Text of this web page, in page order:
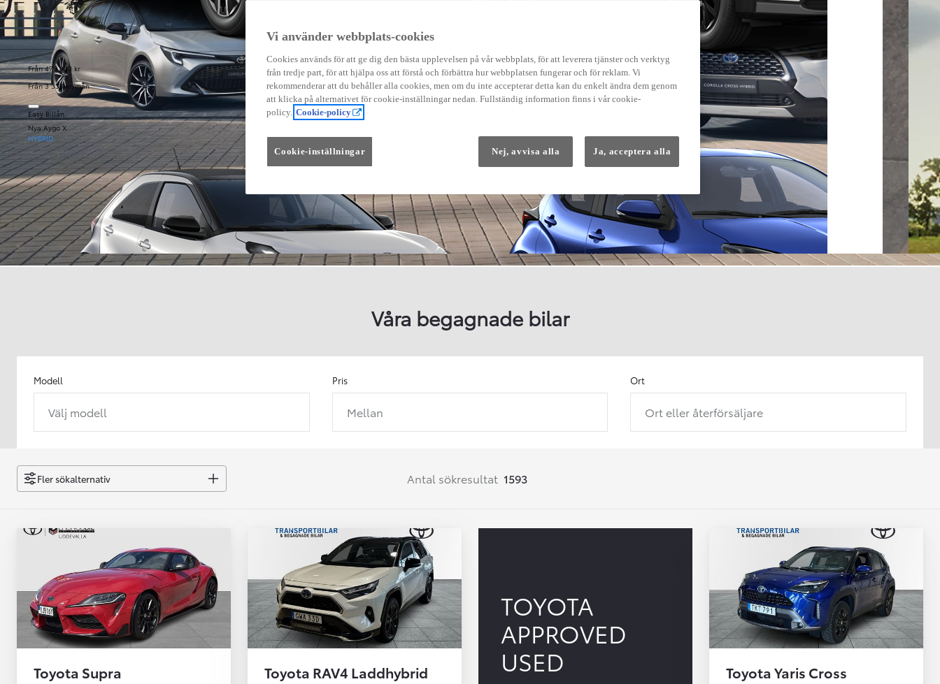
Från 479 900 kr
Från 3 333 kr/mån
Easy Billån
Från 569 900 kr
Från 3 958 kr/mån
Nya Aygo X
HYBRID
Från 238 900 kr
Easy Billån
HYBRID
GR Yaris
BENSIN
Corolla
HYBRID
Våra begagnade bilar
Modell
Välj modell
Pris
Mellan
Ort
Ort eller återförsäljare
Fler sökalternativ Antal sökresultat 1593
Toyota Supra Toyota RAV4 Laddhybrid
TOYOTA
APPROVED
USED
Toyota Yaris Cross
Vi använder webbplats-cookies
Cookies används för att ge dig den bästa upplevelsen på vår webbplats, för att leverera tjänster och verktyg
från tredje part, för att hjälpa oss att förstå och förbättra hur webbplatsen fungerar och för reklam. Vi
rekommenderar att du behåller alla cookies, men om du inte accepterar detta kan du enkelt ändra dem genom
att klicka på alternativet för cookie-inställningar nedan. Fullständig information finns i vår cookie-
policy. Cookie-policy
Cookie-inställningar Nej, avvisa alla Ja, acceptera alla